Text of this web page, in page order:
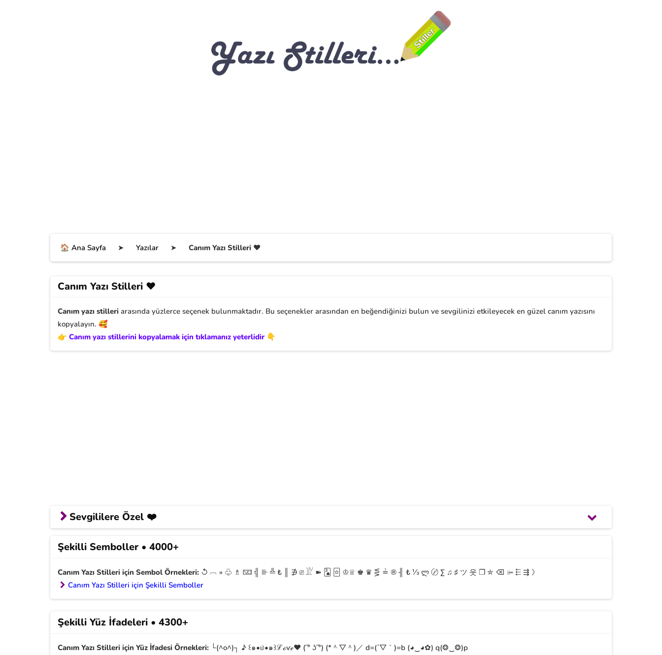
🏠 Ana Sayfa ➤ Yazılar ➤ Canım Yazı Stilleri ❤️
Canım Yazı Stilleri ❤️
Canım yazı stilleri arasında yüzlerce seçenek bulunmaktadır. Bu seçenekler arasından en beğendiğinizi bulun ve sevgilinizi etkileyecek en güzel canım yazısını
kopyalayın. 🥰
👉 Canım yazı stillerini kopyalamak için tıklamanız yeterlidir 👇
Sevgililere Özel ❤️
Çoklu Yazılar
Canım yazı stilleri sayesinde stil değişikliği yaptıktan sonra sevdiklerine 100'lü ve 1000'li mesajlar gönderebileceğin birkaç seçeneği aşağıda bulabilirsin.
👉 Aşkım Özür Dilerim Özledim Seni Çok Özledim Seni Çok Seviyorum
Şekilli Semboller • 4000+
Canım Yazı Stilleri için Sembol Örnekleri: ↺ ︹ » ♧ ♗ 🁊 ╣ ⊪ ╩ ₺ ║ ∌ ⎚ 𓁏 ➽ 🂣 🃟 ♔♕ ♚ ♛ ⋚ ≟ ® ╢ ₺ ⅓ ლ 〄 Σ ♫ ♯ ツ 웃 ❐ ✮ ⌫ ⭄ ⬱ ⇶ 》
Canım Yazı Stilleri için Şekilli Semboller
Şekilli Yüz İfadeleri • 4300+
Canım Yazı Stilleri için Yüz İfadesi Örnekleri: └(^o^)┐ ♪ ꒰๑•௰•๑꒱ℒℴѵℯ❤ ( ͡° ʖ ͡°) (*＾▽＾)／ d=(´▽｀)=b (◕‿◕✿) q(❂‿❂)p